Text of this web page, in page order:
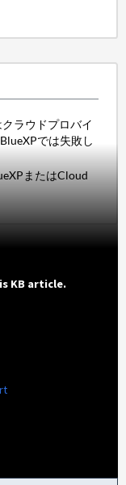
ラウドプロバイ
では失敗し
またはCloud
KB article.